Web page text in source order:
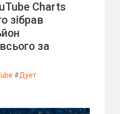
Charts
зібрав
за
#Дует